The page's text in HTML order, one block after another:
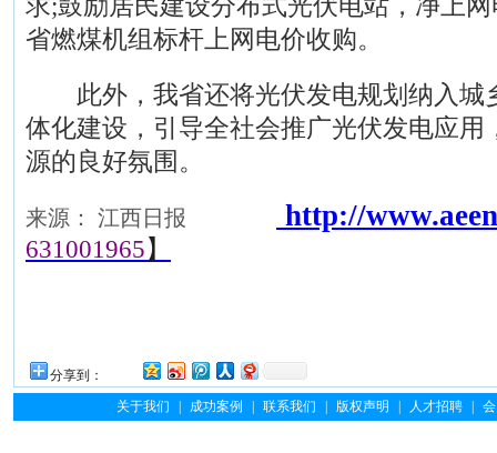
求;鼓励居民建设分布式光伏电站，净上
省燃煤机组标杆上网电价收购。
此外，我省还将光伏发电规划纳入城
体化建设，引导全社会推广光伏发电应用
源的良好氛围。
来源： 江西日报 http://
631001965】
分享到：
关于我们
成功案例 联系我们 版权声明 人才招聘